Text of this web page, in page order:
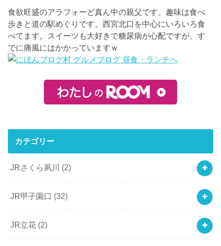
食欲旺盛のアラフォーど真ん中の親父です。趣味は食べ
歩きと道の駅めぐりです。西宮北口を中心にいろいろ食
べてます。スイーツも大好きで糖尿病が心配ですが、す
でに痛風にはかかっていますｗ
カテゴリー
JRさくら夙川 (2)
JR甲子園口 (32)
JR立花 (2)